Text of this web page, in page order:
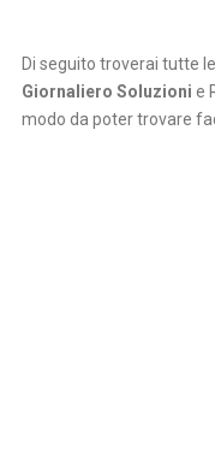
Di seguito troverai tutte le
Giornaliero Soluzioni e
modo da poter trovare